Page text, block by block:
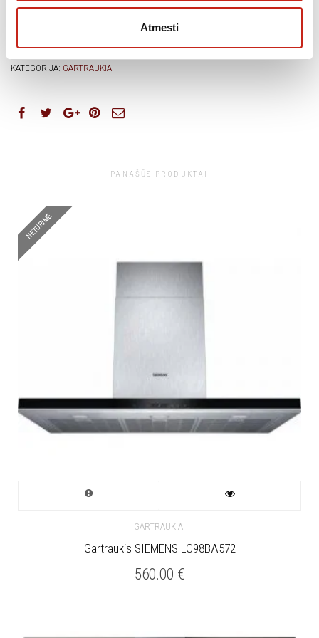
Atmesti
KATEGORIJA: GARTRAUKIAI
PANAŠŪS PRODUKTAI
NETURIME
GARTRAUKIAI
Gartraukis SIEMENS LC98BA572
560.00 €